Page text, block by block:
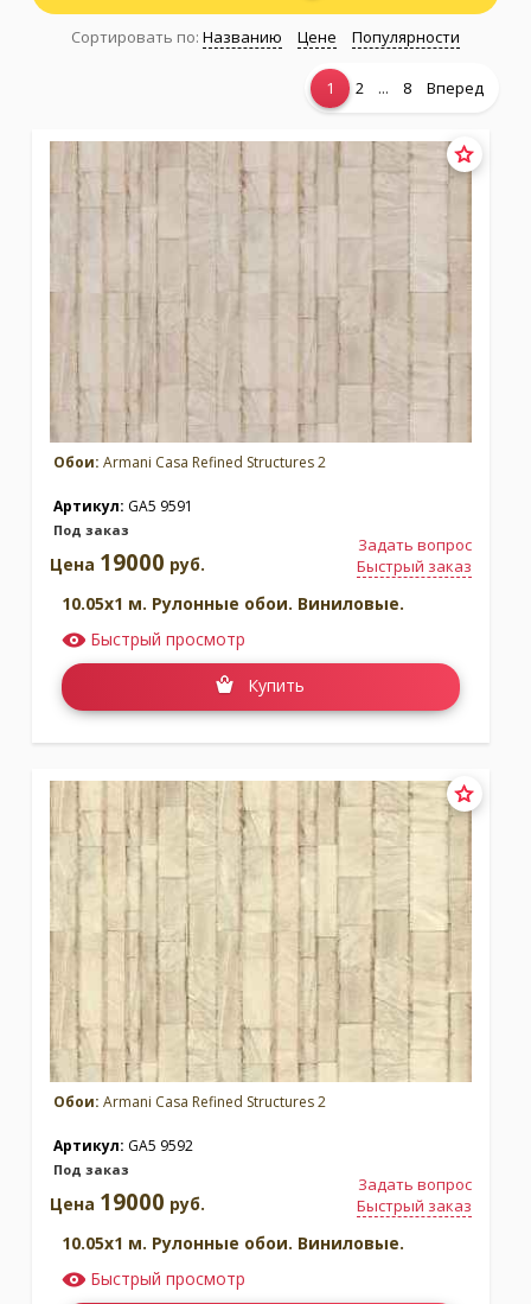
Бренд:
Armani Casa
В наличии
Коллекция:
Armani Casa
Под заказ
Коллекция:
Precious Fibers 4
Бренд:Armani Casa
Коллекция:
Коллекция:
Refined Structures 2
Бренд: Armani Casa
Коллекция:
Refined Structures 3
Бренд:
Armani Casa
Под заказ
Сортировать по: Названию Цене Популярности
1 2 ... 8 Вперед
Обои: Armani Casa Refined Structures 2
Артикул: GA5 9591
Под заказ
Задать вопрос
Быстрый заказ
Цена 19000 руб.
10.05x1 м. Рулонные обои. Виниловые.
Быстрый просмотр
Купить
Обои: Armani Casa Refined Structures 2
Артикул: GA5 9592
Под заказ
Задать вопрос
Быстрый заказ
Цена 19000 руб.
10.05x1 м. Рулонные обои. Виниловые.
Быстрый просмотр